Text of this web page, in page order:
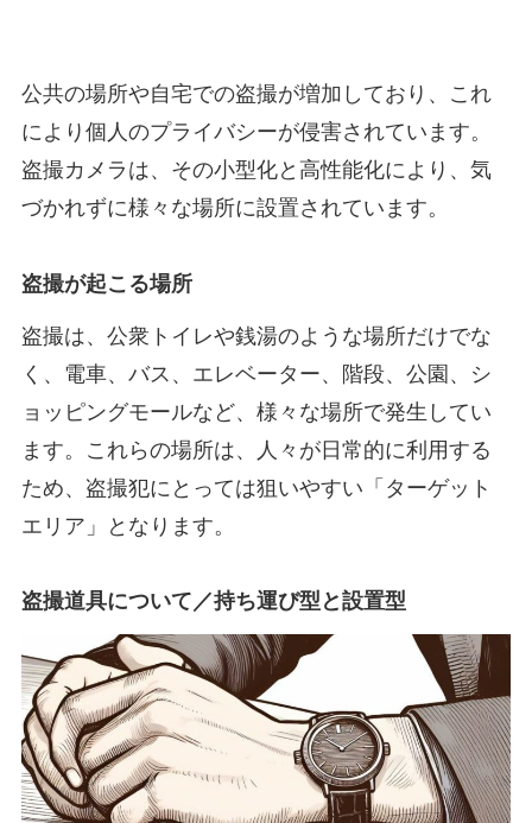
公共の場所や自宅での盗撮が増加しており、これ
により個人のプライバシーが侵害されています。
盗撮カメラは、その小型化と高性能化により、気
づかれずに様々な場所に設置されています。
盗撮が起こる場所
盗撮は、公衆トイレや銭湯のような場所だけでな
く、電車、バス、エレベーター、階段、公園、シ
ョッピングモールなど、様々な場所で発生してい
ます。これらの場所は、人々が日常的に利用する
ため、盗撮犯にとっては狙いやすい「ターゲット
エリア」となります。
盗撮道具について／持ち運び型と設置型